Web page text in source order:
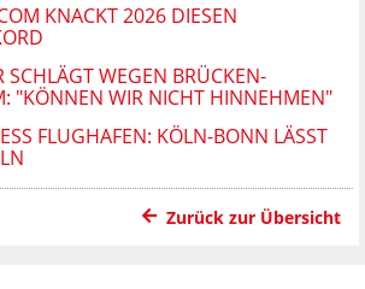
KNACKT 2026 DIESEN
WEGEN BRÜCKEN-
"KÖNNEN WIR NICHT HINNEHMEN"
FLUGHAFEN: KÖLN-BONN LÄSST
Zurück zur Übersicht